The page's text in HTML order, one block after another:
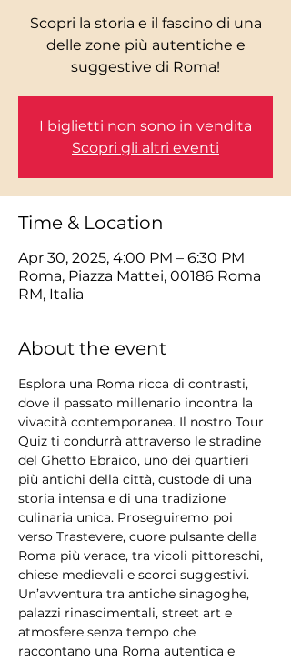
Scopri la storia e il fascino di una
delle zone più autentiche e
I biglietti non sono in vendita
Scopri gli altri eventi
Time & Location
Apr 30, 2025, 4:00 PM – 6:30 PM
Roma, Piazza Mattei, 00186 Roma
RM, Italia
About the event
Esplora una Roma ricca di contrasti,
dove il passato millenario incontra la
vivacità contemporanea. Il nostro Tour
Quiz ti condurrà attraverso le stradine
del Ghetto Ebraico, uno dei quartieri
più antichi della città, custode di una
storia intensa e di una tradizione
culinaria unica. Proseguiremo poi
verso Trastevere, cuore pulsante della
Roma più verace, tra vicoli pittoreschi,
chiese medievali e scorci suggestivi.
Un’avventura tra antiche sinagoghe,
palazzi rinascimentali, street art e
atmosfere senza tempo che
raccontano una Roma autentica e